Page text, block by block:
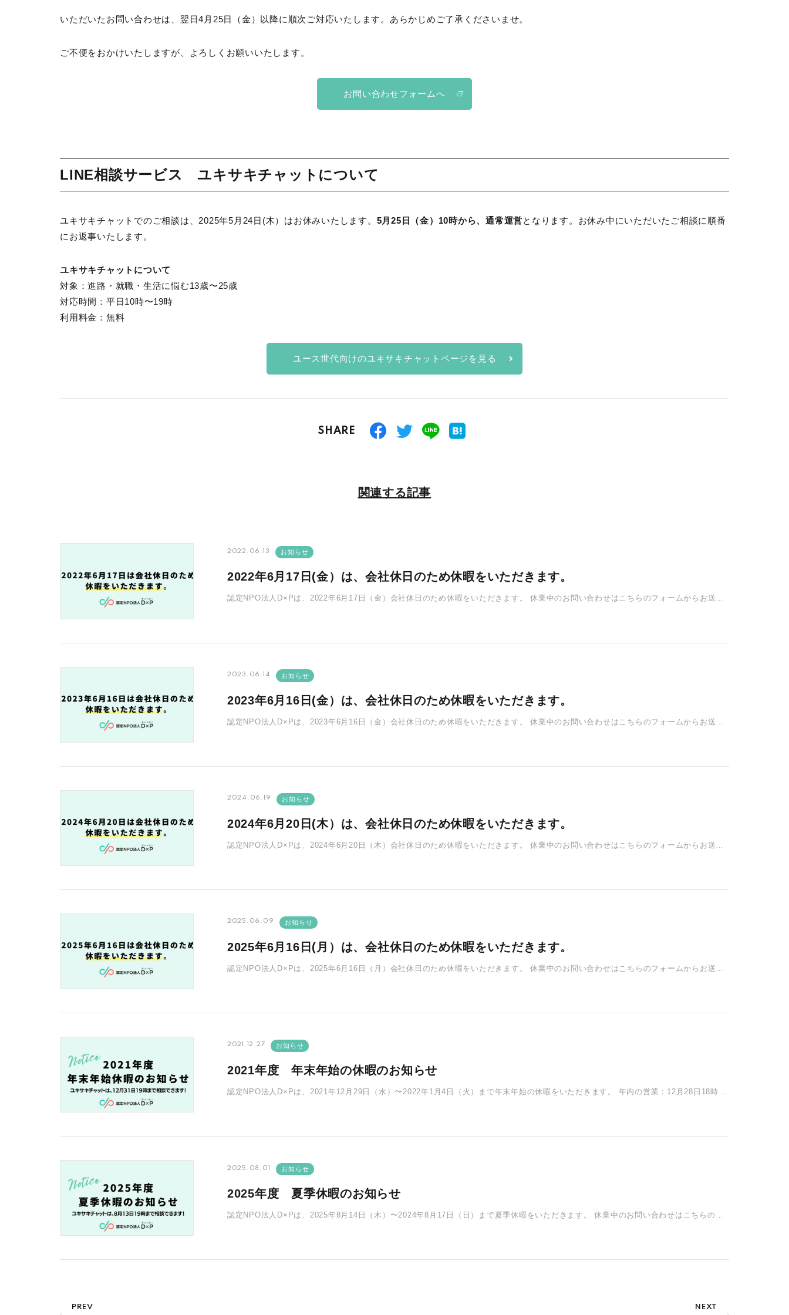
いただいたお問い合わせは、翌日4月25日（金）以降に順次ご対応いたします。あらかじめご了承くださいませ。
ご不便をおかけいたしますが、よろしくお願いいたします。
お問い合わせフォームへ
LINE相談サービス ユキサキチャットについて
ユキサキチャットでのご相談は、2025年5月24日(木）はお休みいたします。 5月25日（金）10時から、通常運営となります。お休み中にいただいたご相談に順番
にお返事いたします。
ユキサキチャットについて
対象：進路・就職・生活に悩む13歳〜25歳
対応時間：平日10時〜19時
利用料金：無料
ユース世代向けのユキサキチャットページを見る
SHARE
関連する記事
2022年6月17日(金）は、会社休日のため休暇をいただきます。
2022.06.13 お知らせ
認定NPO法人D×Pは、2022年6月17日（金）会社休日のため休暇をいただきます。 休業中のお問い合わせはこちらのフォームからお送り
2023年6月16日(金）は、会社休日のため休暇をいただきます。
2023.06.14 お知らせ
認定NPO法人D×Pは、2023年6月16日（金）会社休日のため休暇をいただきます。 休業中のお問い合わせはこちらのフォームからお送り
2024年6月20日(木）は、会社休日のため休暇をいただきます。
2024.06.19 お知らせ
認定NPO法人D×Pは、2024年6月20日（木）会社休日のため休暇をいただきます。 休業中のお問い合わせはこちらのフォームからお送り
2025年6月16日(月）は、会社休日のため休暇をいただきます。
2025.06.09 お知らせ
認定NPO法人D×Pは、2025年6月16日（月）会社休日のため休暇をいただきます。 休業中のお問い合わせはこちらのフォームからお送り
2021年度 年末年始の休暇のお知らせ
2021.12.27 お知らせ
認定NPO法人D×Pは、2021年12月29日（水）〜2022年1月4日（火）まで年末年始の休暇をいただきます。 年内の営業：12月28日18時ま
2025年度 夏季休暇のお知らせ
2025.08.01 お知らせ
認定NPO法人D×Pは、2025年8月14日（木）〜2024年8月17日（日）まで夏季休暇をいただきます。 休業中のお問い合わせはこちらのフ